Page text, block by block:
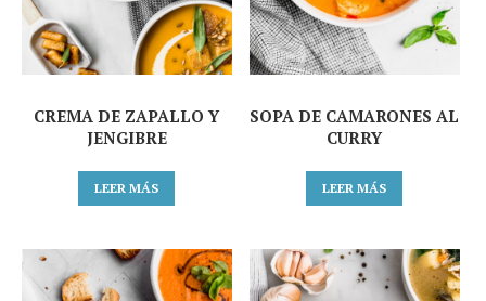
CREMA DE ZAPALLO Y
JENGIBRE
LEER MÁS
SOPA DE CAMARONES AL
CURRY
LEER MÁS